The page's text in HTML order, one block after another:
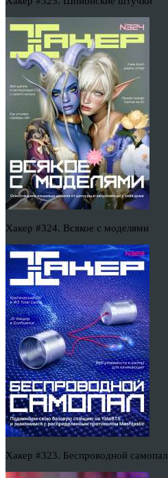
Хакер #324. Всякое с моделями
Хакер #323. Беспроводной самопал